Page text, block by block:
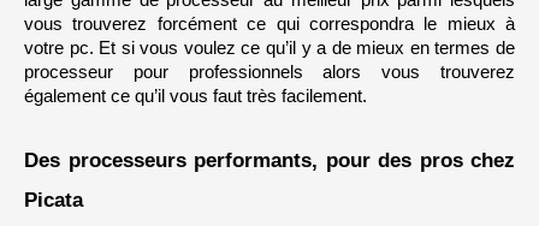
vous trouverez forcément ce qui correspondra le mieux à
votre pc. Et si vous voulez ce qu’il y a de mieux en termes de
processeur pour professionnels alors vous trouverez
également ce qu’il vous faut très facilement.
Des processeurs performants, pour des pros chez
Picata